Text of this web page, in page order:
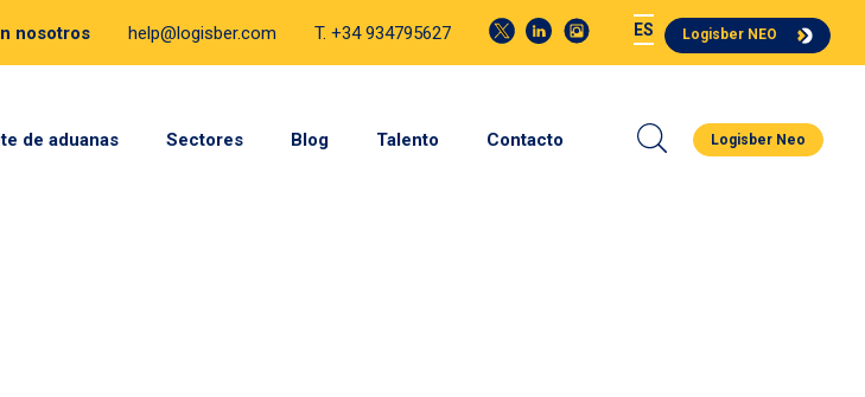
nosotros help@logisber.com T. +34 934795627 ES Logisber NEO
de aduanas Sectores Blog Talento Contacto Logisber Neo